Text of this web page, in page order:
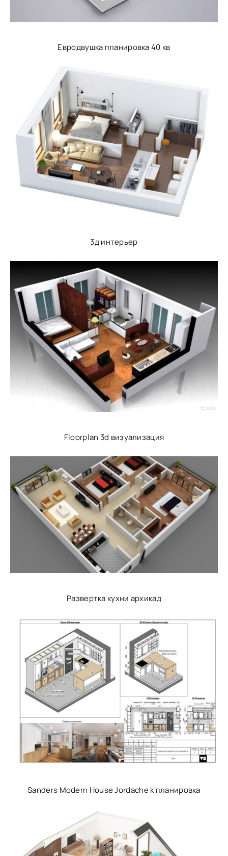
Евродвушка планировка 40 кв
3д интерьер
Floorplan 3d визуализация
Развертка кухни архикад
Sanders Modern House Jordache k планировка